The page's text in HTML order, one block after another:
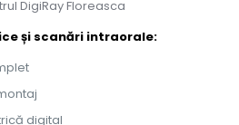
DigiRay Floreasca
și scanări intraorale:
digital